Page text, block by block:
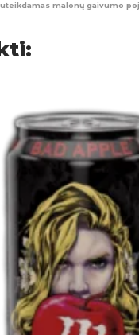
malonų gaivumo